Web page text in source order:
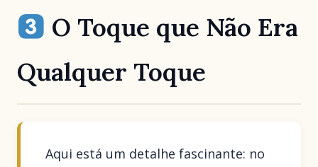
O Toque que Não Era
Qualquer Toque
Aqui está um detalhe fascinante: no